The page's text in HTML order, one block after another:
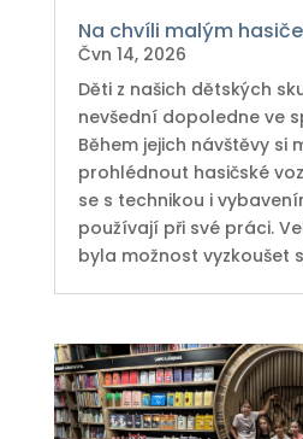
Na chvíli malým
Čvn 14, 2026
Děti z našich dětských
nevšední dopoledne ve
Během jejich návštěvy si
prohlédnout hasičské
se s technikou i
používají při své práci.
byla možnost vyzkoušet